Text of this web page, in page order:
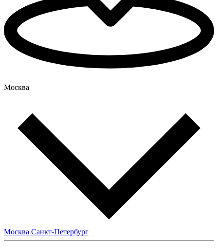
Москва
Москва Санкт-Петербург